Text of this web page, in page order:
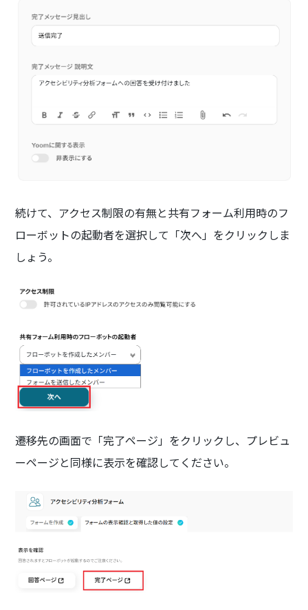
続けて、アクセス制限の有無と共有フォーム利用時のフ
ローボットの起動者を選択して「次へ」をクリックしま
しょう。
遷移先の画面で「完了ページ」をクリックし、プレビュ
ーページと同様に表示を確認してください。